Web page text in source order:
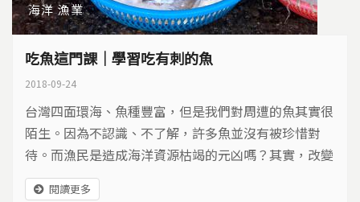
海洋 漁業
吃魚這門課｜學習吃有刺的魚
2018-09-24
台灣四面環海、魚種豐富，但是我們對周遭的魚其實很
陌生。因為不認識、不了解，許多魚並沒有被珍惜對
待。而漁民是造成海洋資源枯竭的元凶嗎？其實，改變
的開端，也在我們的餐桌上。
閱讀更多